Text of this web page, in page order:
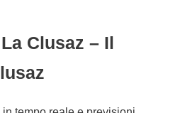
Clusaz – Il